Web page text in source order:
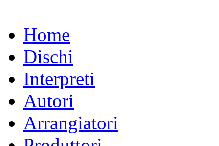
Home
Dischi
Interpreti
Autori
Arrangiatori